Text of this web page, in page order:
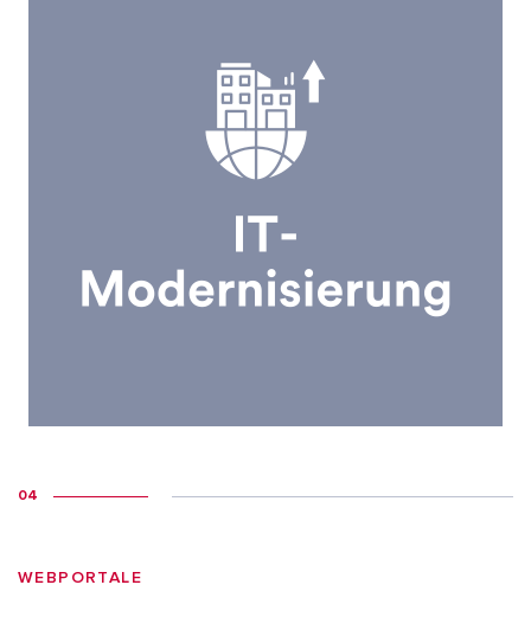
04
WEBPORTALE